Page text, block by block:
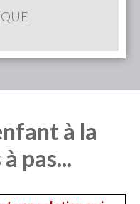
à la
pas...